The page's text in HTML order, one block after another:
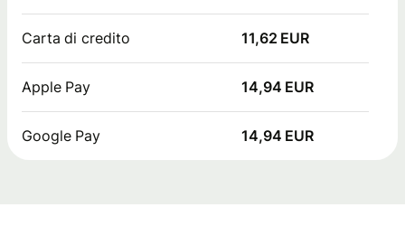
Carta di credito 11,62 EUR
Apple Pay 14,94 EUR
Google Pay 14,94 EUR